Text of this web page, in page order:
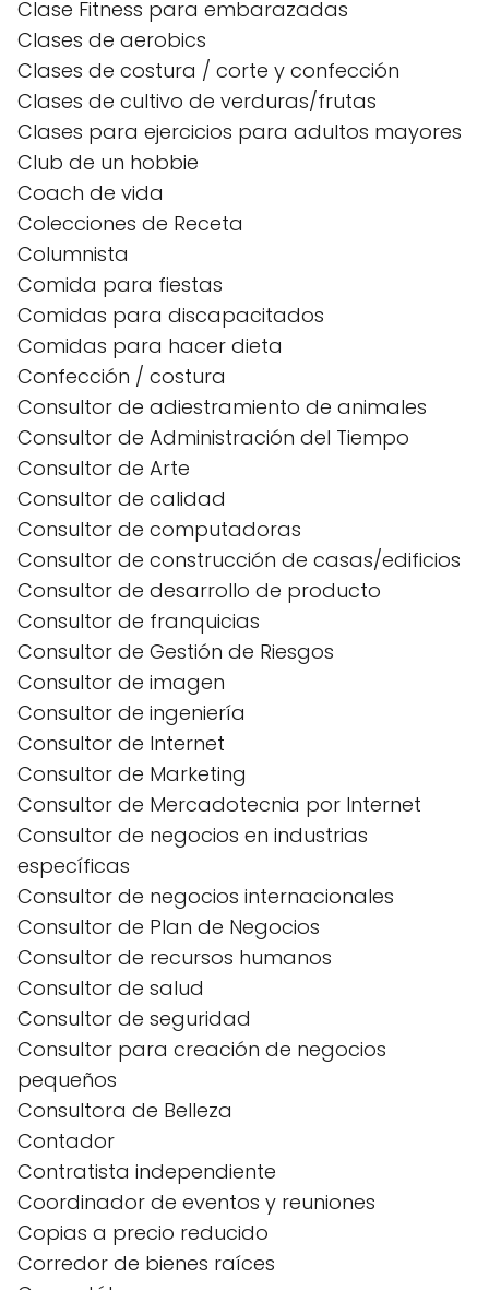
Clase Fitness para embarazadas
Clases de aerobics
Clases de costura / corte y confección
Clases de cultivo de verduras/frutas
Clases para ejercicios para adultos mayores
Club de un hobbie
Coach de vida
Colecciones de Receta
Columnista
Comida para fiestas
Comidas para discapacitados
Comidas para hacer dieta
Confección / costura
Consultor de adiestramiento de animales
Consultor de Administración del Tiempo
Consultor de Arte
Consultor de calidad
Consultor de computadoras
Consultor de construcción de casas/edificios
Consultor de desarrollo de producto
Consultor de franquicias
Consultor de Gestión de Riesgos
Consultor de imagen
Consultor de ingeniería
Consultor de Internet
Consultor de Marketing
Consultor de Mercadotecnia por Internet
Consultor de negocios en industrias
específicas
Consultor de negocios internacionales
Consultor de Plan de Negocios
Consultor de recursos humanos
Consultor de salud
Consultor de seguridad
Consultor para creación de negocios
pequeños
Consultora de Belleza
Contador
Contratista independiente
Coordinador de eventos y reuniones
Copias a precio reducido
Corredor de bienes raíces